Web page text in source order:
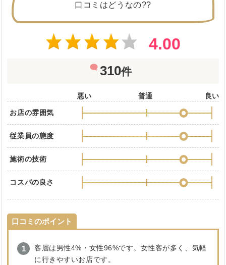
口コミはどうなの??
4.00
310件
悪い 普通 良い
お店の雰囲気
従業員の態度
施術の技術
コスパの良さ
口コミのポイント
客層は男性4%・女性96%です。女性客が多く、気軽
に行きやすいお店です。